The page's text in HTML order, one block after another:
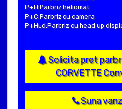
P+H:Parbriz heliomat
P+C:Parbriz cu camera
P+Hud:Parbriz cu head up
Solicita pret
CORVETTE
Suna